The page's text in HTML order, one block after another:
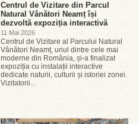
Centrul de Vizitare din Parcul
Natural Vânători Neamț își
dezvoltă expoziția interactivă
11 Mai 2026
Centrul de Vizitare al Parcului Natural
Vânători Neamț, unul dintre cele mai
moderne din România, și-a finalizat
expoziția cu instalații interactive
dedicate naturii, culturii și istoriei zonei.
Vizitatorii...